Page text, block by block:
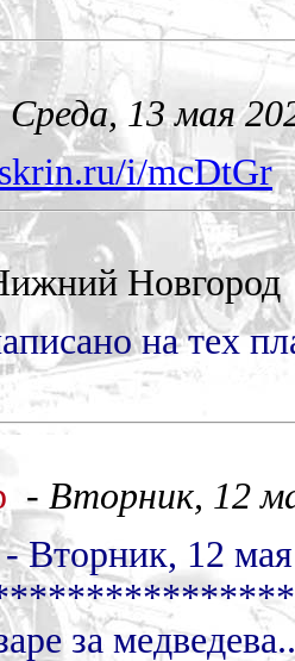
Среда, 13 мая
i/mcDtGr
на тех
- Вторник, 12
Вторник, 12
за